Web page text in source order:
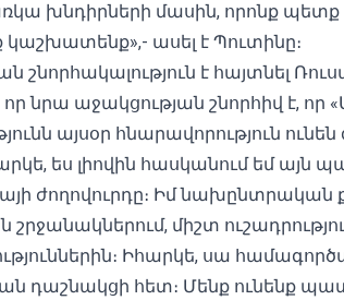
խնդիրների մասին, որոնք պետք
կաշխատենք»,- ասել է Պուտինը։
շնորհակալություն է հայտնել
նրա աջակցության շնորհիվ է, որ
այսօր հնարավորություն ունեն
ես լիովին հասկանում եմ
ժողովուրդը։ Իմ
շրջանակներում, միշտ
Իհարկե, սա
դաշնակցի հետ։ Մենք ունենք